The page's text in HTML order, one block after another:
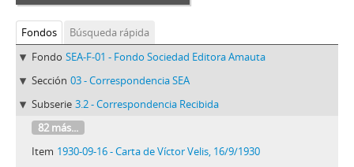
Fondos
Búsqueda rápida
Fondo SEA-F-01 - Fondo Sociedad Editora Amauta
Sección 03 - Correspondencia SEA
Subserie 3.2 - Correspondencia Recibida
82 más...
Item 1930-09-16 - Carta de Víctor Velis, 16/9/1930